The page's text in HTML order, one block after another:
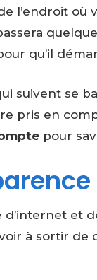
l’endroit
qu’il
suivent se
pris en
pour
d’internet et
à sortir